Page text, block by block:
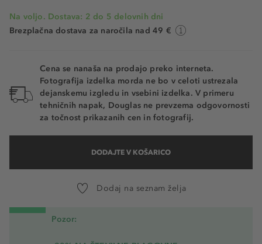
Na voljo. Dostava: 2 do 5 delovnih dni
Brezplačna dostava za naročila nad 49 €
Cena se nanaša na prodajo preko interneta.
Fotografija izdelka morda ne bo v celoti ustrezala
dejanskemu izgledu in vsebini izdelka. V primeru
tehničnih napak, Douglas ne prevzema odgovornosti
za točnost prikazanih cen in fotografij.
DODAJTE V KOŠARICO
Dodaj na seznam želja
Pozor: